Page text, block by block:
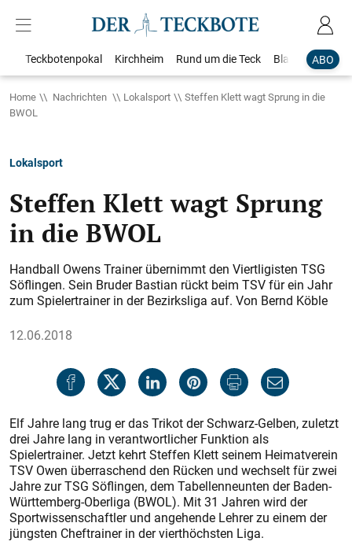
ABO
Teckbotenpokal Kirchheim Rund um die Teck Blaulicht
Home Nachrichten Lokalsport
Steffen Klett wagt Sprung in die
BWOL
Lokalsport
Steffen Klett wagt Sprung
in die BWOL
Handball Owens Trainer übernimmt den Viertligisten TSG
Söflingen. Sein Bruder Bastian rückt beim TSV für ein Jahr
zum Spielertrainer in der Bezirksliga auf. Von Bernd Köble
12.06.2018
Elf Jahre lang trug er das Trikot der Schwarz-Gelben, zuletzt
drei Jahre lang in verantwortlicher Funktion als
Spielertrainer. Jetzt kehrt Steffen Klett seinem Heimatverein
TSV Owen überraschend den Rücken und wechselt für zwei
Jahre zur TSG Söflingen, dem Tabellenneunten der Baden-
Württemberg-Oberliga (BWOL). Mit 31 Jahren wird der
Sportwissenschaftler und angehende Lehrer zu einem der
jüngsten Cheftrainer in der vierthöchsten Liga.